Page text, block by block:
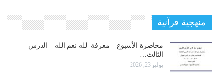
منهجية قرآنية
محاضرة الأسبوع – معرفة الله نعم الله – الدرس
الثالث…
يوليو 23, 2026